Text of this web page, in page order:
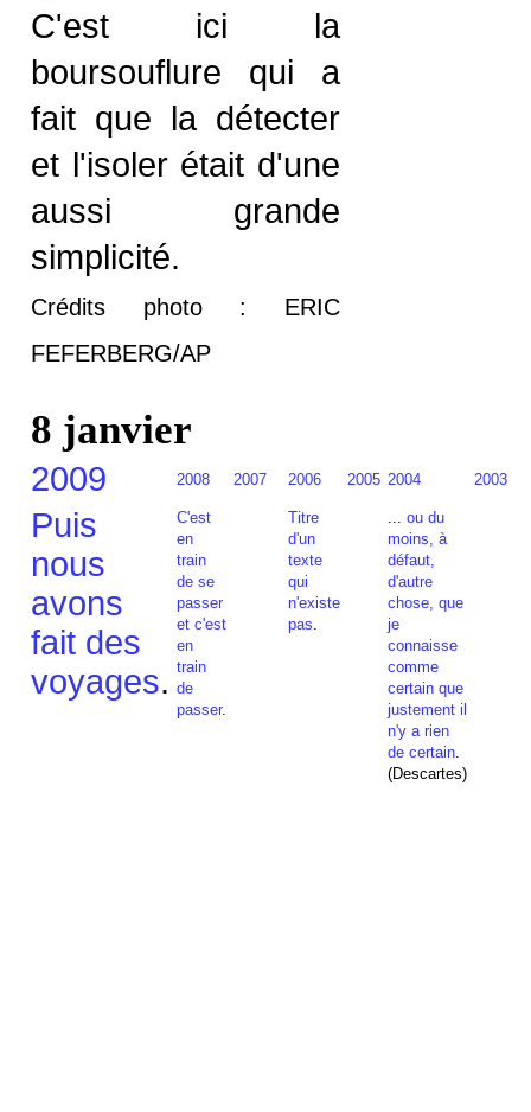
C'est ici la
boursouflure qui a
fait que la détecter
et l'isoler était d'une
aussi grande
simplicité.
Crédits photo : ERIC
FEFERBERG/AP
8 janvier
2009 2008 2007 2006 2005 2004 2003
Puis
nous
avons
fait des
voyages.
C'est
en
train
de se
passer
et c'est
en
train
de
passer.
Titre
d'un
texte
qui
n'existe
pas.
... ou du
moins, à
défaut,
d'autre
chose, que
je
connaisse
comme
certain que
justement il
n'y a rien
de certain.
(Descartes)